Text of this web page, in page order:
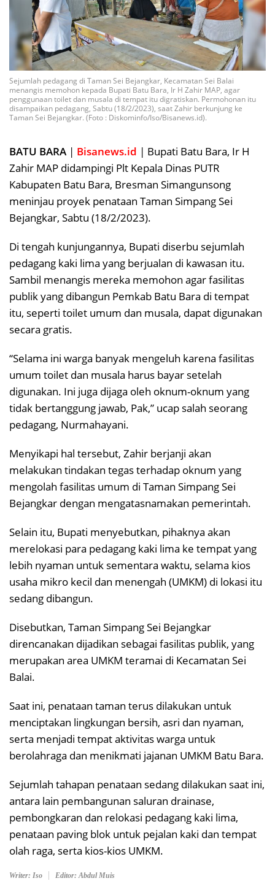
Sejumlah pedagang di Taman Sei Bejangkar, Kecamatan Sei Balai
menangis memohon kepada Bupati Batu Bara, Ir H Zahir MAP, agar
penggunaan toilet dan musala di tempat itu digratiskan. Permohonan itu
disampaikan pedagang, Sabtu (18/2/2023), saat Zahir berkunjung ke
Taman Sei Bejangkar. (Foto : Diskominfo/Iso/Bisanews.id).
BATU BARA | Bisanews.id | Bupati Batu Bara, Ir H
Zahir MAP didampingi Plt Kepala Dinas PUTR
Kabupaten Batu Bara, Bresman Simangunsong
meninjau proyek penataan Taman Simpang Sei
Bejangkar, Sabtu (18/2/2023).
Di tengah kunjungannya, Bupati diserbu sejumlah
pedagang kaki lima yang berjualan di kawasan itu.
Sambil menangis mereka memohon agar fasilitas
publik yang dibangun Pemkab Batu Bara di tempat
itu, seperti toilet umum dan musala, dapat digunakan
secara gratis.
“Selama ini warga banyak mengeluh karena fasilitas
umum toilet dan musala harus bayar setelah
digunakan. Ini juga dijaga oleh oknum-oknum yang
tidak bertanggung jawab, Pak,” ucap salah seorang
pedagang, Nurmahayani.
Menyikapi hal tersebut, Zahir berjanji akan
melakukan tindakan tegas terhadap oknum yang
mengolah fasilitas umum di Taman Simpang Sei
Bejangkar dengan mengatasnamakan pemerintah.
Selain itu, Bupati menyebutkan, pihaknya akan
merelokasi para pedagang kaki lima ke tempat yang
lebih nyaman untuk sementara waktu, selama kios
usaha mikro kecil dan menengah (UMKM) di lokasi itu
sedang dibangun.
Disebutkan, Taman Simpang Sei Bejangkar
direncanakan dijadikan sebagai fasilitas publik, yang
merupakan area UMKM teramai di Kecamatan Sei
Balai.
Saat ini, penataan taman terus dilakukan untuk
menciptakan lingkungan bersih, asri dan nyaman,
serta menjadi tempat aktivitas warga untuk
berolahraga dan menikmati jajanan UMKM Batu Bara.
Sejumlah tahapan penataan sedang dilakukan saat ini,
antara lain pembangunan saluran drainase,
pembongkaran dan relokasi pedagang kaki lima,
penataan paving blok untuk pejalan kaki dan tempat
olah raga, serta kios-kios UMKM.
Writer: Iso Editor: Abdul Muis